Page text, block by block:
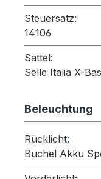
Steuersatz:
14106
Sattel:
Selle Italia X-
Beleuchtung
Rücklicht:
Büchel Akku